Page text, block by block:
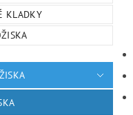
KLADKY